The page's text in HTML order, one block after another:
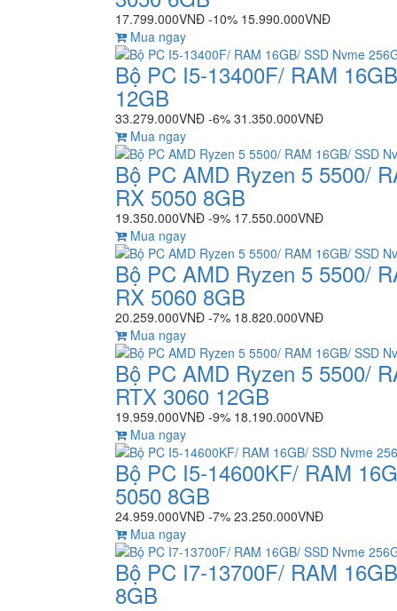
17.799.000VNĐ -10% 15.990.000VNĐ
Mua ngay
Bộ PC I5-13400F/ RAM
12GB
33.279.000VNĐ -6% 31.350.000VNĐ
Mua ngay
Bộ PC AMD Ryzen 5 5500/
RX 5050 8GB
19.350.000VNĐ -9% 17.550.000VNĐ
Mua ngay
Bộ PC AMD Ryzen 5 5500/
RX 5060 8GB
20.259.000VNĐ -7% 18.820.000VNĐ
Mua ngay
Bộ PC AMD Ryzen 5 5500/
RTX 3060 12GB
19.959.000VNĐ -9% 18.190.000VNĐ
Mua ngay
Bộ PC I5-14600KF/ RAM
5050 8GB
24.959.000VNĐ -7% 23.250.000VNĐ
Mua ngay
Bộ PC I7-13700F/ RAM
8GB